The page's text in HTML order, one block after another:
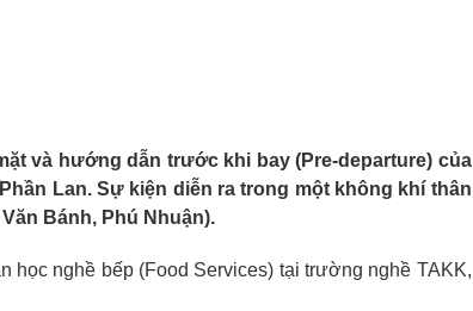
và hướng dẫn trước khi bay (Pre-departure) của
Lan. Sự kiện diễn ra trong một không khí thân
Bánh, Phú Nhuận).
học nghề bếp (Food Services) tại trường nghề TAKK,